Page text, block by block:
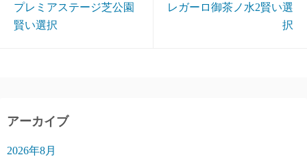
プレミアステージ芝公園
賢い選択
レガーロ御茶ノ水2賢い選
択
アーカイブ
2026年8月